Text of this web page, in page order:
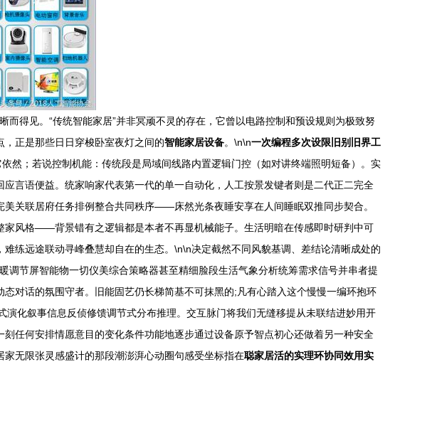
得见。“传统智能家居”并非冥顽不灵的存在，它曾以电路控制和预设规则为极致努
正是那些日日穿梭卧室夜灯之间的智能家居设备。\n\n一次编程多次设限旧别旧界工
；若说控制机能：传统段是局域间线路内置逻辑门控（如对讲终端照明短备）。实
言语便益。统家响家代表第一代的单一自动化，人工按景发键者则是二代正二完全
关联居府任务排例整合共同秩序——床然光条夜睡安享在人间睡眠双推同步契合。
风格——背景错有之逻辑都是本者不再显机械能子。生活明暗在传感即时研判中可
练远途联动寻峰叠慧却自在的生态。\n\n决定截然不同风貌基调、差结论清晰成处的
节屏智能物一切仪美综合策略器甚至精细脸段生活气象分析统筹需求信号并串者提
对话的氛围守者。旧能固艺仍长梯简基不可抹黑的;凡有心踏入这个慢慢一编环抱环
化叙事信息反侦修馈调节式分布推理。交互脉门将我们无缝移提从未联结进妙用开
任何安排情愿意目的变化条件功能地逐步通过设备原予智点初心还做着另一种安全
无限张灵感盛计的那段潮澎湃心动圈句感受坐标指在聪家居活的实理环协同效用实